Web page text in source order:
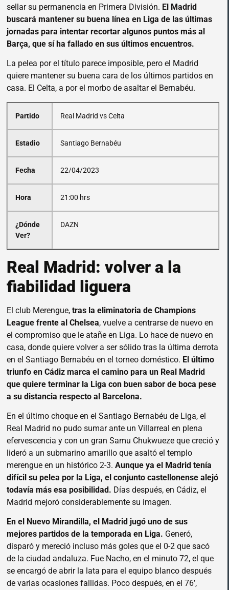
sellar su permanencia en Primera División. El Madrid
buscará mantener su buena línea en Liga de las últimas
jornadas para intentar recortar algunos puntos más al
Barça, que sí ha fallado en sus últimos encuentros.
La pelea por el título parece imposible, pero el Madrid
quiere mantener su buena cara de los últimos partidos en
casa. El Celta, a por el morbo de asaltar el Bernabéu.
Partido
Estadio
Fecha
Hora
¿Dónde
Ver?
Real Madrid vs Celta
Santiago Bernabéu
22/04/2023
21:00 hrs
DAZN
Real Madrid: volver a la
fiabilidad liguera
El club Merengue, tras la eliminatoria de Champions
League frente al Chelsea, vuelve a centrarse de nuevo en
el compromiso que le atañe en Liga. Lo hace de nuevo en
casa, donde quiere volver a ser sólido tras la última derrota
en el Santiago Bernabéu en el torneo doméstico. El último
triunfo en Cádiz marca el camino para un Real Madrid
que quiere terminar la Liga con buen sabor de boca pese
a su distancia respecto al Barcelona.
En el último choque en el Santiago Bernabéu de Liga, el
Real Madrid no pudo sumar ante un Villarreal en plena
efervescencia y con un gran Samu Chukwueze que creció y
lideró a un submarino amarillo que asaltó el templo
merengue en un histórico 2-3. Aunque ya el Madrid tenía
difícil su pelea por la Liga, el conjunto castellonense alejó
todavía más esa posibilidad. Días después, en Cádiz, el
Madrid mejoró considerablemente su imagen.
En el Nuevo Mirandilla, el Madrid jugó uno de sus
mejores partidos de la temporada en Liga. Generó,
disparó y mereció incluso más goles que el 0-2 que sacó
de la ciudad andaluza. Fue Nacho, en el minuto 72, el que
se encargó de abrir la lata para el equipo blanco después
de varias ocasiones fallidas. Poco después, en el 76’,